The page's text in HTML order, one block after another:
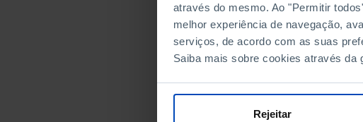
através do mesmo. Ao "Permitir
melhor experiência de navegação,
serviços, de acordo com as suas
Saiba mais sobre cookies através da
Rejeitar
2008
47.979
2009
68.489
2010
33.553
2012
28.673
2013